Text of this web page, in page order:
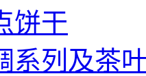
饼干
系列及茶